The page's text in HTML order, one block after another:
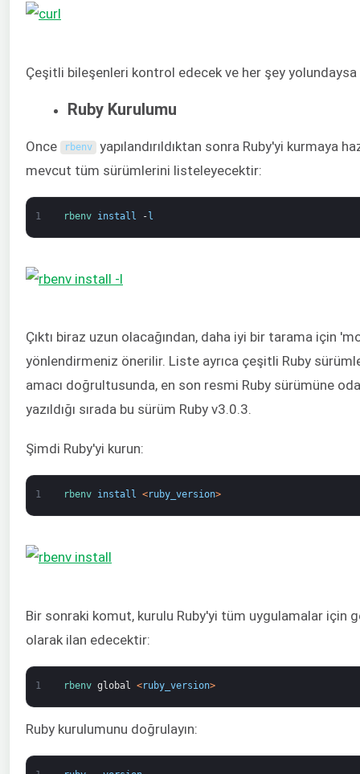
Çeşitli bileşenleri kontrol edecek ve her şey
Ruby Kurulumu
Once rbenv yapılandırıldıktan sonra Ruby'yi kurmaya
mevcut tüm sürümlerini listeleyecektir:
1 rbenv install - l
Çıktı biraz uzun olacağından, daha iyi bir tarama için
yönlendirmeniz önerilir. Liste ayrıca çeşitli Ruby
amacı doğrultusunda, en son resmi Ruby sürümüne
yazıldığı sırada bu sürüm Ruby v3.0.3.
Şimdi Ruby'yi kurun:
1 rbenv install <ruby_version>
Bir sonraki komut, kurulu Ruby'yi tüm uygulamalar için
olarak ilan edecektir:
1 rbenv global <ruby_version>
Ruby kurulumunu doğrulayın: